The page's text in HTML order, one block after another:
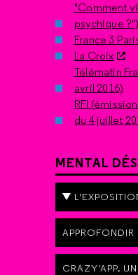
"Comment
psychique ?")
France 3
La Croix
Télématin
avril 2016)
RFI
du 4 juillet
MENTAL
APPROFONDIR
CRAZY'APP,